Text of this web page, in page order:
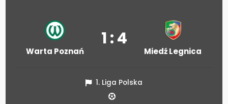
Warta Poznań
1 : 4
Miedź Legnica
1. Liga Polska